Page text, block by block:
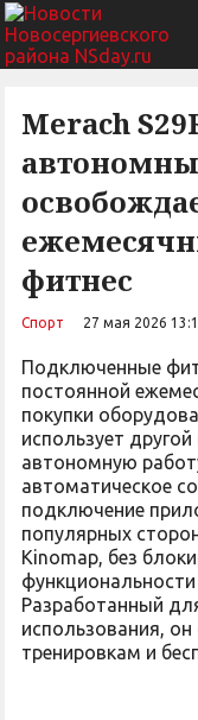
Merach
фитнес
Спорт 27 мая 2026
Подключенные
постоянной
покупки
использует
автономную
автоматическое
подключение
популярных
Kinomap, без
Разработанный
использования, он
тренировкам и